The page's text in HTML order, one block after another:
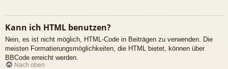
Kann ich HTML benutzen?
Nein, es ist nicht möglich, HTML-Code in Beiträgen zu verwenden. Die
meisten Formatierungsmöglichkeiten, die HTML bietet, können über
BBCode erreicht werden.
Nach oben